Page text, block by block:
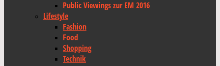
Public Viewings zur EM 2016
Lifestyle
Fashion
Food
Shopping
Technik